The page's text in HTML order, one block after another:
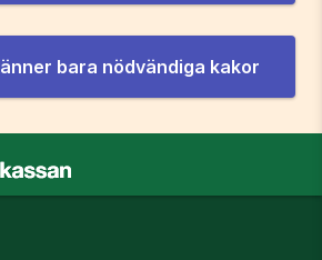
bara nödvändiga kakor